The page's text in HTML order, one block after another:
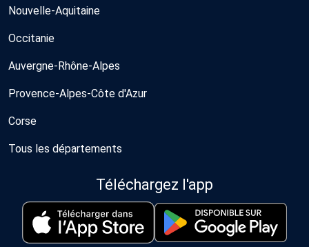
Nouvelle-Aquitaine
Occitanie
Auvergne-Rhône-Alpes
Provence-Alpes-Côte d'Azur
Corse
Tous les départements
Téléchargez l'app